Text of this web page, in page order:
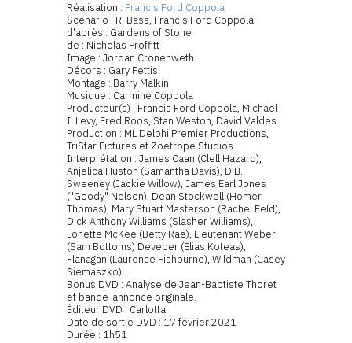
Réalisation : Francis Ford Coppola
Scénario : R. Bass, Francis Ford Coppola
d'après : Gardens of Stone
de : Nicholas Proffitt
Image : Jordan Cronenweth
Décors : Gary Fettis
Montage : Barry Malkin
Musique : Carmine Coppola
Producteur(s) : Francis Ford Coppola, Michael
I. Levy, Fred Roos, Stan Weston, David Valdes
Production : ML Delphi Premier Productions,
TriStar Pictures et Zoetrope Studios
Interprétation : James Caan (Clell Hazard),
Anjelica Huston (Samantha Davis), D.B.
Sweeney (Jackie Willow), James Earl Jones
("Goody" Nelson), Dean Stockwell (Homer
Thomas), Mary Stuart Masterson (Rachel Feld),
Dick Anthony Williams (Slasher Williams),
Lonette McKee (Betty Rae), Lieutenant Weber
(Sam Bottoms) Deveber (Elias Koteas),
Flanagan (Laurence Fishburne), Wildman (Casey
Siemaszko)...
Bonus DVD : Analyse de Jean-Baptiste Thoret
et bande-annonce originale.
Éditeur DVD : Carlotta
Date de sortie DVD : 17 février 2021
Durée : 1h51